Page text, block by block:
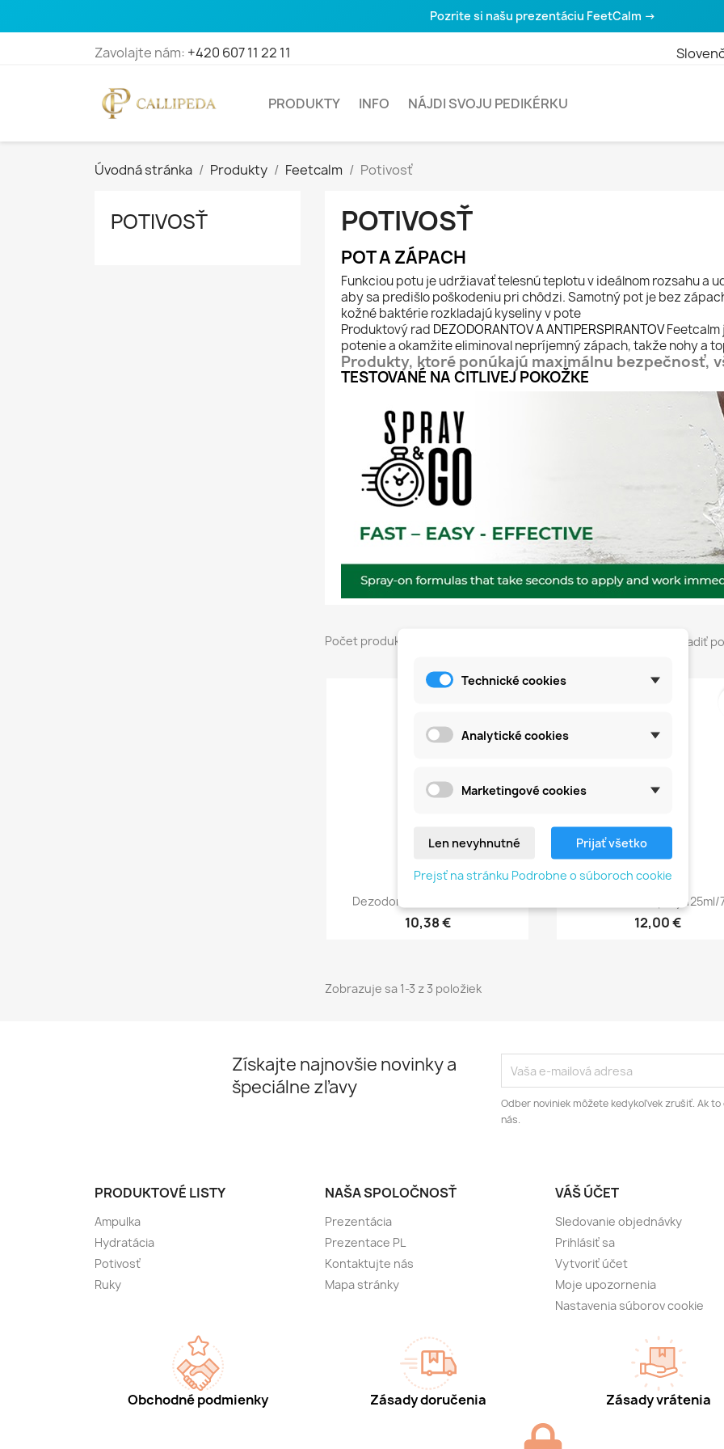
Pozrite si našu prezentáciu FeetCalm →
Zavolajte nám: +420 607 11 22 11
PRODUKTY INFO NÁJDI SVOJU PEDIKÉRKU
Úvodná stránka Produkty Feetcalm Potivosť
POTIVOSŤ POTIVOSŤ
POT A ZÁPACH
Funkciou potu je udržiavať telesnú teplotu v ideálnom rozsahu a
aby sa predišlo poškodeniu pri chôdzi. Samotný pot je bez
kožné baktérie rozkladajú kyseliny v pote
Produktový rad DEZODORANTOV A ANTIPERSPIRANTOVFeetcalm
potenie a okamžite eliminoval nepríjemný zápach, takže nohy a
Produkty, ktoré ponúkajú maximálnu bezpečnosť,
TESTOVANÉ NA CITLIVEJ POKOŽKE
Počet produktov: 3 Zoradiť
Rýchly náhľad
Dezodorant V Prášku 100 G
10,38 €
Rýchly náhľad
Dezodorant V Spreji 125ml/
12,00 €
Zobrazuje sa 1-3 z 3 položiek
Získajte najnovšie novinky a
špeciálne zľavy
Odber noviniek môžete kedykoľvek zrušiť. Ak
nás.
PRODUKTOVÉ LISTY
Ampulka
Hydratácia
Potivosť
Ruky
NAŠA SPOLOČNOSŤ
Prezentácia
Prezentace PL
Kontaktujte nás
Mapa stránky
VÁŠ ÚČET
Sledovanie objednávky
Prihlásiť sa
Vytvoriť účet
Moje upozornenia
Nastavenia súborov cookie
Obchodné podmienky Zásady doručenia Zásady vrátenia
Technické cookies
Analytické cookies
Marketingové cookies
Len nevyhnutné Prijať všetko
Prejsť na stránku Podrobne o súboroch cookie